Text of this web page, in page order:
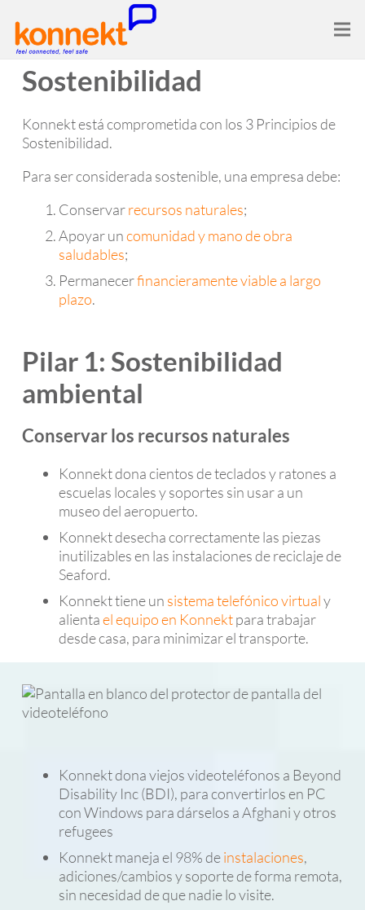
Sostenibilidad
Konnekt está comprometida con los 3 Principios de
Sostenibilidad.
Para ser considerada sostenible, una empresa debe:
Conservarrecursos naturales;
Apoyar uncomunidad y mano de obra
saludables;
Permanecerfinancieramente viable a largo
plazo.
Pilar 1: Sostenibilidad
ambiental
Conservar los recursos naturales
Konnekt dona cientos de teclados y ratones a
escuelas locales y soportes sin usar a un
museo del aeropuerto.
Konnekt desecha correctamente las piezas
inutilizables en las instalaciones de reciclaje de
Seaford.
Konnekt tiene un sistema telefónico virtualy
alientael equipo en Konnektpara trabajar
desde casa, para minimizar el transporte.
Konnekt dona viejos videoteléfonos a Beyond
Disability Inc (BDI), para convertirlos en PC
con Windows para dárselos a Afghani y otros
refugees
Konnekt maneja el 98% deinstalaciones,
adiciones/cambios y soporte de forma remota,
sin necesidad de que nadie lo visite.